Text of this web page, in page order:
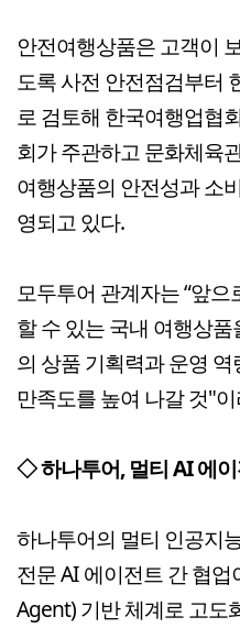
안전여행상품은 고객이
도록 사전 안전점검부터
로 검토해 한국여행업협
회가 주관하고 문화체육
여행상품의 안전성과 소
영되고 있다.
모두투어 관계자는 “앞
할 수 있는 국내 여행상
의 상품 기획력과 운영
만족도를 높여 나갈 것"
◇ 하나투어, 멀티 AI 에
하나투어의 멀티 인공지
전문 AI 에이전트 간 협
Agent) 기반 체계로 고도